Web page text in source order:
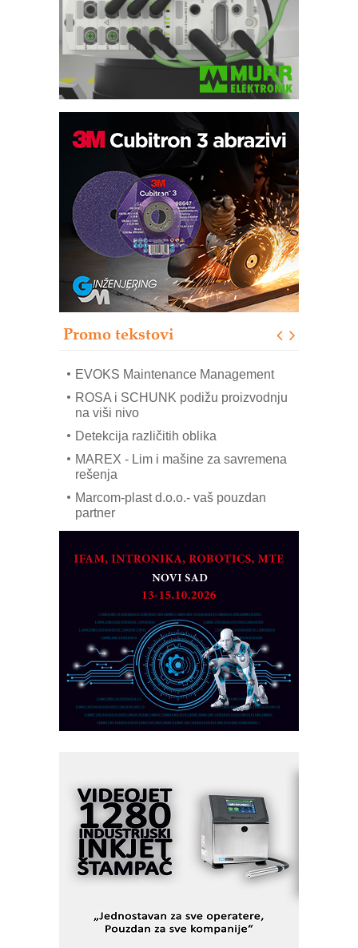
Promo tekstovi
Trajna oznaka kao dugoročna korist
Bezbednost na prvom mestu!
IB BLUMENAUER - više od 40 godina
poverenja u industriji
RMQ-TITAN ADVANCED INDICATOR
– Pametna signalizacija za efikasnije
upravljanje mašinama
Sigurnije ispitivanje transformatora u
solarnim elektranama i vetroparkovima
EVOKS Maintenance Management
ROSA i SCHUNK podižu proizvodnju
na viši nivo
Detekcija različitih oblika
MAREX - Lim i mašine za savremena
rešenja
Marcom-plast d.o.o.- vaš pouzdan
partner
obradu!
Razvoj asortimanskog pravca MINI-
PLC AKYTEC
AUKOM: Svetski standard metrologije
dostupan u Srbiji
MOTOMAN – NEXT-Robotika vođena
veštačkom inteligencijom
I.SAFE MOBILE revolucioniše
industrijsku automatizaciju
pionirskimmobile operator PANEL-OM
KIP KOP – napredna rešenja za
savremene industrijske i logističke
objekte
Alba d.o.o. – 35 godina preciznosti u
metrologiji i pametnim dozirnim
rešenjima
STAUFF – Komponente koje